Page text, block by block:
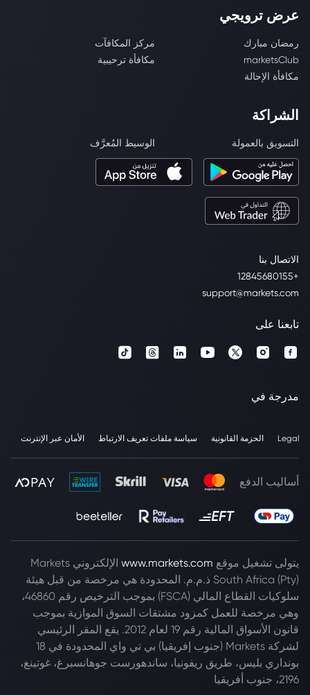
الاتصال بنا
+12845680155
support@markets.com
عرض ترويجي
رمضان مبارك
مركز المكافآت
marketsClub
مكافأة ترحيبية
مكافأة الإحالة
الشراكة
التسويق بالعمولة الوسيط المُعرَّف
تابعنا على
مدرجة في
Legal الحزمة القانونية سياسة ملفات تعريف الارتباط الأمان عبر الإنترنت
أساليب الدفع
يتولى تشغيل موقع www.markets.com
الإلكتروني Markets
South Africa (Pty) ذ.م.م. المحدودة هي مرخصة من قبل هيئة
سلوكيات القطاع المالي (FSCA) بموجب الترخيص رقم 46860،
وهي مرخصة للعمل كمزود مشتقات السوق الموازية بموجب
قانون الأسواق المالية رقم 19 لعام 2012. يقع المقر الرئيسي
لشركة Markets (جنوب إفريقيا) بي تي واي المحدودة في 18
بونداري بليس، طريق ريفونيا، ساندهورست جوهانسبرغ، غوتينغ،
2196، جنوب أفريقيا